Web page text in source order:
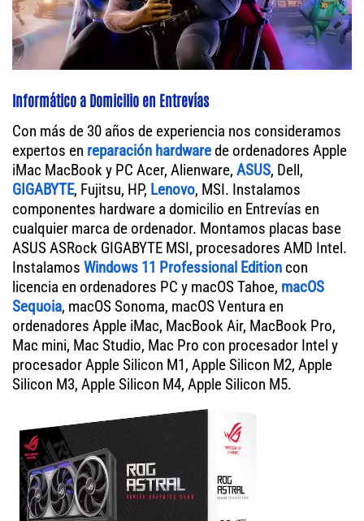
Informático a Domicilio en Entrevías
Con más de 30 años de experiencia nos consideramos
expertos en reparación hardwarede ordenadores Apple
iMac MacBook y PC Acer, Alienware, ASUS, Dell,
GIGABYTE, Fujitsu, HP, Lenovo, MSI. Instalamos
componentes hardware a domicilio en Entrevías en
cualquier marca de ordenador. Montamos placas base
ASUS ASRock GIGABYTE MSI, procesadores AMD Intel.
Instalamos Windows 11 Professional Edition con
licencia en ordenadores PC y macOS Tahoe, macOS
Sequoia, macOS Sonoma, macOS Ventura en
ordenadores Apple iMac, MacBook Air, MacBook Pro,
Mac mini, Mac Studio, Mac Pro con procesador Intel y
procesador Apple Silicon M1, Apple Silicon M2, Apple
Silicon M3, Apple Silicon M4, Apple Silicon M5.